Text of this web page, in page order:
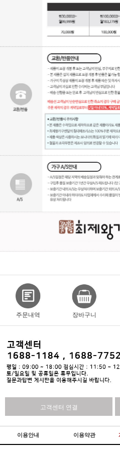
주문내역 장바구니
고객센터 연결
이용안내 이용약관